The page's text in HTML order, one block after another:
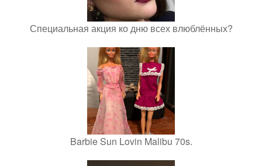
Специальная акция ко дню всех влюблённых?
Barbie Sun Lovin Malibu 70s.